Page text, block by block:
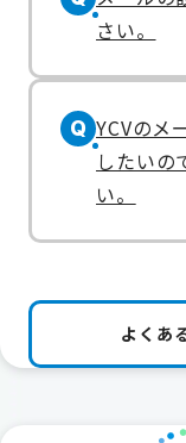
さい。
Q YCVのメ
したいの
い。
よくあ